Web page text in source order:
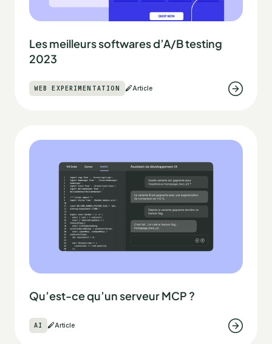
Les meilleurs softwares d’A/B testing
2023
WEB EXPERIMENTATION Article
Qu’est-ce qu’un serveur MCP ?
AI Article